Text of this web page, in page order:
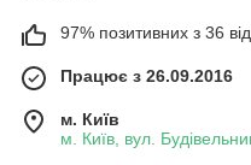
97% позитивних з 36
Працює з 26.09.2016
м. Київ
м. Київ, вул.